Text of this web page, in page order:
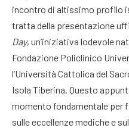
incontro di altissimo profilo
tratta della presentazione
Day, un’iniziativa lodevole
Fondazione Policlinico
l’Università Cattolica del
Isola Tiberina . Questo
momento fondamentale per
sulle eccellenze mediche e